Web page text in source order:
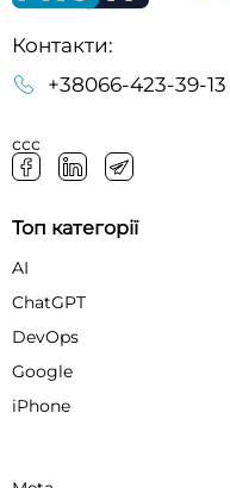
Контакти:
+38066-423-39-13
ссс
Топ категорії
AI
ChatGPT
DevOps
Google
iPhone